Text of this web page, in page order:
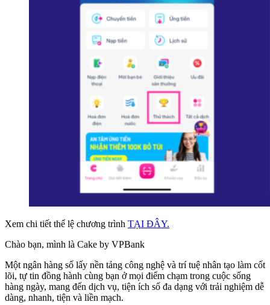
Xem chi tiết thể lệ chương trình TẠI ĐÂY.
Chào bạn, mình là Cake by VPBank
Một ngân hàng số lấy nền tảng công nghệ và trí tuệ nhân tạo làm cốt
lõi, tự tin đồng hành cùng bạn ở mọi điểm chạm trong cuộc sống
hàng ngày, mang đến dịch vụ, tiện ích số đa dạng với trải nghiệm dễ
dàng, nhanh, tiện và liền mạch.